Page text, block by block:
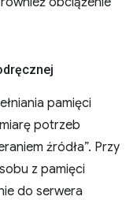
pamięci
potrzeb
źródła”. Przy
z pamięci
do serwera